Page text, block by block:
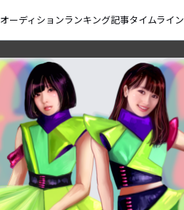
オーディションランキング記事タイムライン